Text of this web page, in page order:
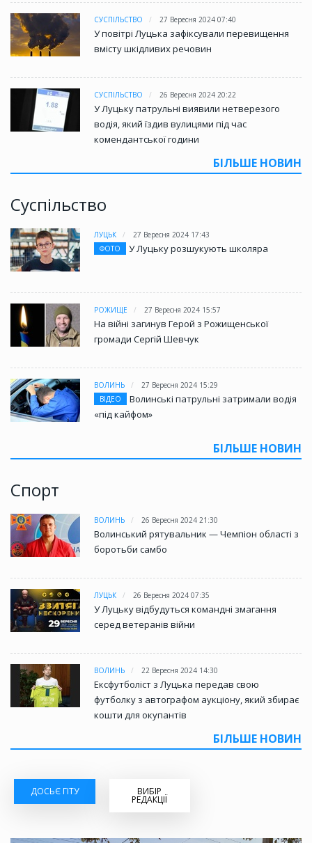
СУСПІЛЬСТВО 27 Вересня 2024 07:40
У повітрі Луцька зафіксували перевищення
вмісту шкідливих речовин
СУСПІЛЬСТВО 26 Вересня 2024 20:22
У Луцьку патрульні виявили нетверезого
водія, який їздив вулицями під час
комендантської години
БІЛЬШЕ НОВИН
Суспільство
ЛУЦЬК
27 Вересня 2024 17:43
ФОТО
У Луцьку розшукують школяра
РОЖИЩЕ 27 Вересня 2024 15:57
На війні загинув Герой з Рожищенської
громади Сергій Шевчук
ВОЛИНЬ
27 Вересня 2024 15:29
ВІДЕО
Волинські патрульні затримали водія
«під кайфом»
БІЛЬШЕ НОВИН
Спорт
ВОЛИНЬ 26 Вересня 2024 21:30
Волинський рятувальник — Чемпіон області з
боротьби самбо
ЛУЦЬК 26 Вересня 2024 07:35
У Луцьку відбудуться командні змагання
серед ветеранів війни
ВОЛИНЬ 22 Вересня 2024 14:30
Ексфутболіст з Луцька передав свою
футболку з автографом аукціону, який збирає
кошти для окупантів
БІЛЬШЕ НОВИН
ДОСЬЄ ГІТУ ВИБІР
РЕДАКЦІЇ